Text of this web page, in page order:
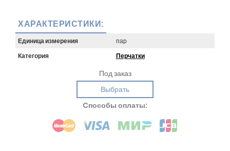
ХАРАКТЕРИСТИКИ:
Единица измерения
пар
Категория
Перчатки
Под заказ
Выбрать
Cпособы оплаты: